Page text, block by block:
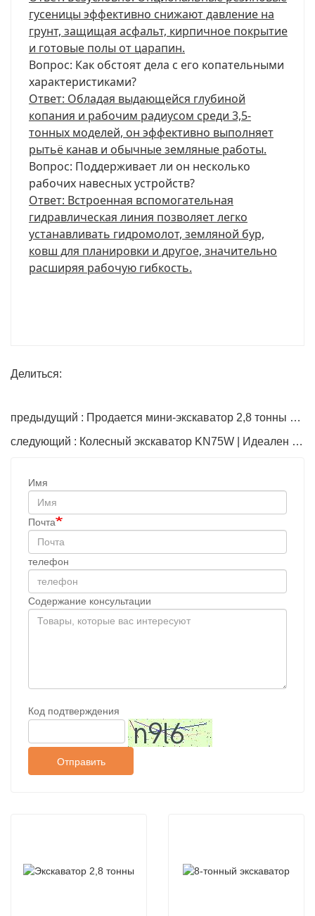
гусеницы эффективно снижают давление на
грунт, защищая асфальт, кирпичное покрытие
и готовые полы от царапин.
Вопрос: Как обстоят дела с его копательными
характеристиками?
Ответ: Обладая выдающейся глубиной
копания и рабочим радиусом среди 3,5-
тонных моделей, он эффективно выполняет
рытьё канав и обычные земляные работы.
Вопрос: Поддерживает ли он несколько
рабочих навесных устройств?
Ответ: Встроенная вспомогательная
гидравлическая линия позволяет легко
устанавливать гидромолот, земляной бур,
ковш для планировки и другое, значительно
расширяя рабочую гибкость.
Делиться:
предыдущий : Продается мини-экскаватор 2,8 тонны Компактный гусеничный экскаватор
следующий : Колесный экскаватор KN75W | Идеален для муниципального строительства и городских инженерных проектов
Имя
Почта
телефон
Содержание консультации
Код подтверждения
Отправить